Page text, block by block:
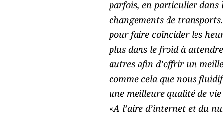
parfois, en particulier dans
changements de
pour faire coïncider les
plus dans le froid à
autres afin d’offrir un
comme cela que nous
une meilleure qualité de
«A l’aire d’internet et du